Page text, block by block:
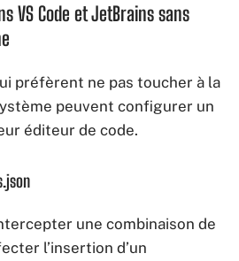
VS Code et JetBrains sans
préfèrent ne pas toucher à la
peuvent configurer un
éditeur de code.
une combinaison de
l’insertion d’un